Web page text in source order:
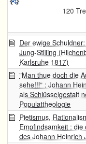
120
Der ewige
Jung-Stilling
Karlsruhe 1817)
"Man thue doch die
sehe!!!" : Johann
als Schlüsselgestalt
Populattheologie
Pietismus,
Empfindsamkeit : die
des Johann Heinrich